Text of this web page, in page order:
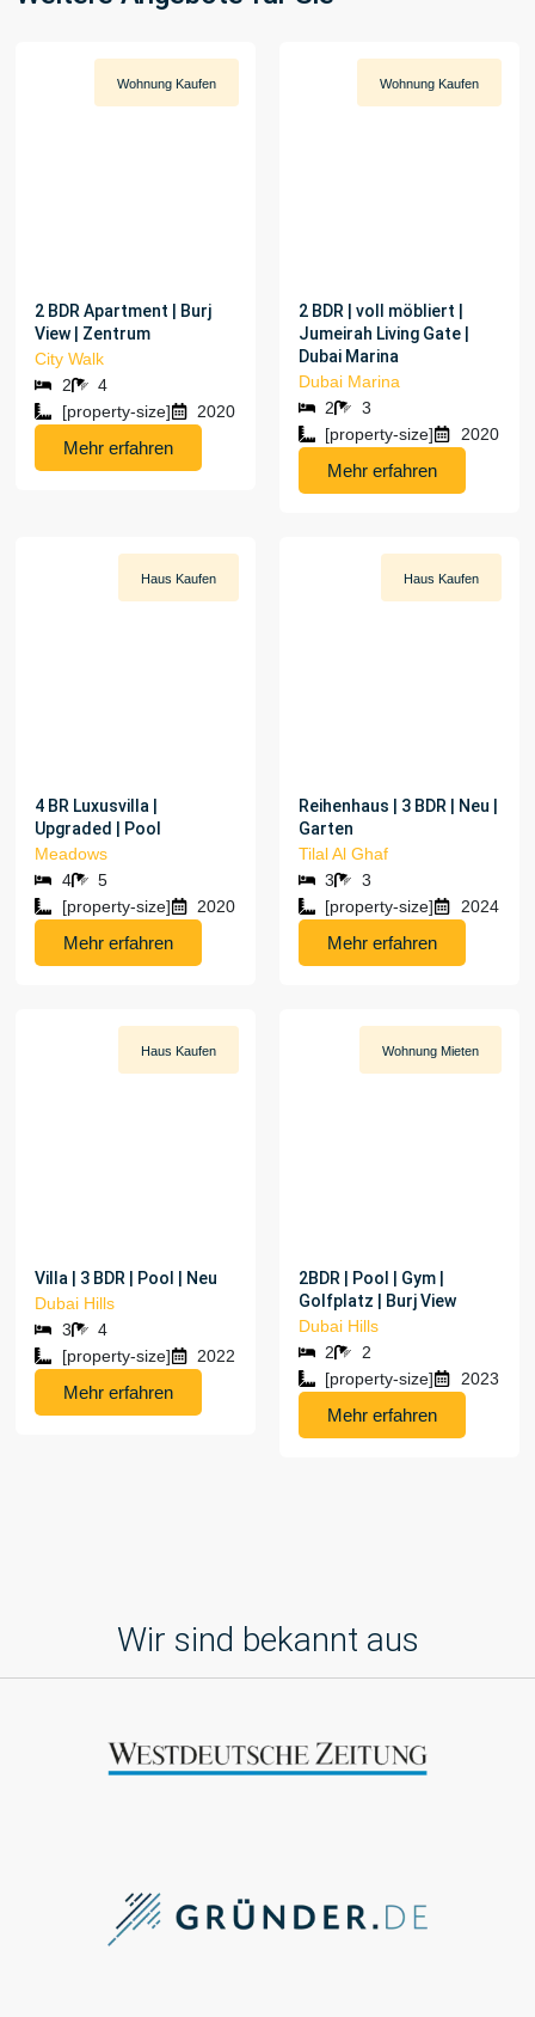
Wohnung Kaufen
2 BDR Apartment | Burj
View | Zentrum
City Walk
2
4
[property-size]
2020
Mehr erfahren
Wohnung Kaufen
2 BDR | voll möbliert |
Jumeirah Living Gate |
Dubai Marina
Dubai Marina
2
3
[property-size]
2020
Mehr erfahren
Haus Kaufen
4 BR Luxusvilla |
Upgraded | Pool
Meadows
4
5
[property-size]
2020
Mehr erfahren
Haus Kaufen
Reihenhaus | 3 BDR | Neu |
Garten
Tilal Al Ghaf
3
3
[property-size]
2024
Mehr erfahren
Haus Kaufen
Villa | 3 BDR | Pool | Neu
Dubai Hills
3
4
[property-size]
2022
Mehr erfahren
Wohnung Mieten
2BDR | Pool | Gym |
Golfplatz | Burj View
Dubai Hills
2
2
[property-size]
2023
Mehr erfahren
Wir sind bekannt aus